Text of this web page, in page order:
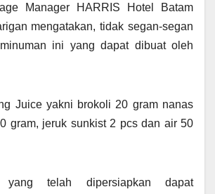
Manager HARRIS Hotel Batam
mengatakan, tidak segan-segan
ini yang dapat dibuat oleh
Juice yakni brokoli 20 gram nanas
gram, jeruk sunkist 2 pcs dan air 50
yang telah dipersiapkan dapat